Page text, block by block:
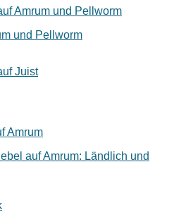
und Pellworm
auf Amrum: Ländlich und